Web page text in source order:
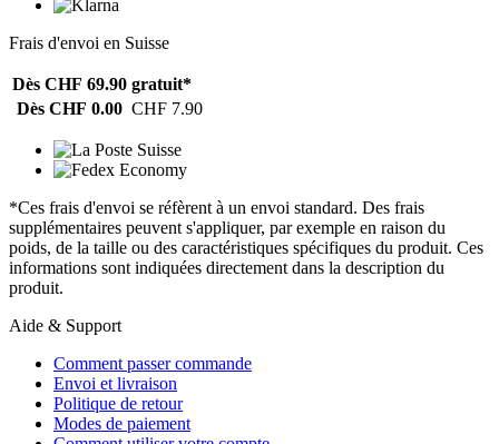
Frais d'envoi en Suisse
Dès CHF 69.90 gratuit*
Dès CHF 0.00 CHF 7.90
*Ces frais d'envoi se réfèrent à un envoi standard. Des frais
supplémentaires peuvent s'appliquer, par exemple en raison du
poids, de la taille ou des caractéristiques spécifiques du produit. Ces
informations sont indiquées directement dans la description du
produit.
Aide & Support
Comment passer commande
Envoi et livraison
Politique de retour
Modes de paiement